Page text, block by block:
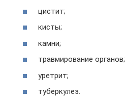
цистит;
кисты;
камни;
травмирование органов;
уретрит;
туберкулез.